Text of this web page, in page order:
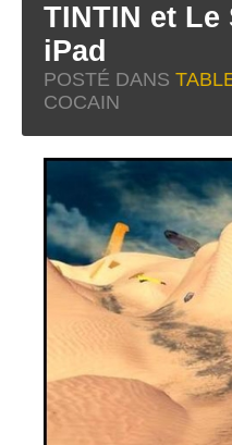
TINTIN et
iPad
POSTÉ DANS
COCAIN